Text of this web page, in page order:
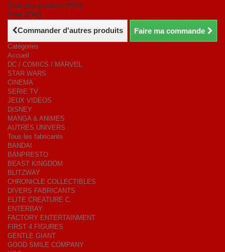
Total des produits (TTC)
Total (TTC)
Commander d'autres produits Faire ma commande
Catégories
Accueil
DC / COMICS / MARVEL
STAR WARS
CINEMA
SERIE TV
JEUX VIDEOS
DISNEY
MANGA & ANIMES
AUTRES UNIVERS
Tous les fabricants
BANDAI
BANPRESTO
BEAST KINGDOM
BLITZWAY
CHRONICLE COLLECTIBLES
DIVERS FABRICANTS
ELITE CREATURE C.
ENTERBAY
FACTORY ENTERTAINMENT
FIRST 4 FIGURES
GENTLE GIANT
GOOD SMILE COMPANY